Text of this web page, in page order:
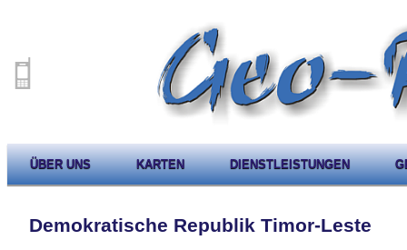
ÜBER UNS KARTEN DIENSTLEISTUNGEN
Demokratische Republik Timor-Leste